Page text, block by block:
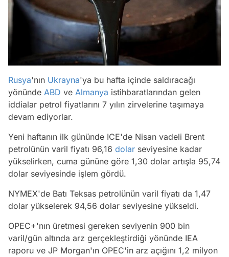
Rusya'nın Ukrayna'ya bu hafta içinde saldıracağı
yönünde ABD ve Almanya istihbaratlarından gelen
iddialar petrol fiyatlarını 7 yılın zirvelerine taşımaya
devam ediyorlar.
Yeni haftanın ilk gününde ICE'de Nisan vadeli Brent
petrolünün varil fiyatı 96,16 dolar seviyesine kadar
yükselirken, cuma gününe göre 1,30 dolar artışla 95,74
dolar seviyesinde işlem gördü.
NYMEX'de Batı Teksas petrolünün varil fiyatı da 1,47
dolar yükselerek 94,56 dolar seviyesine yükseldi.
OPEC+'nın üretmesi gereken seviyenin 900 bin
varil/gün altında arz gerçekleştirdiği yönünde IEA
raporu ve JP Morgan'ın OPEC'in arz açığını 1,2 milyon